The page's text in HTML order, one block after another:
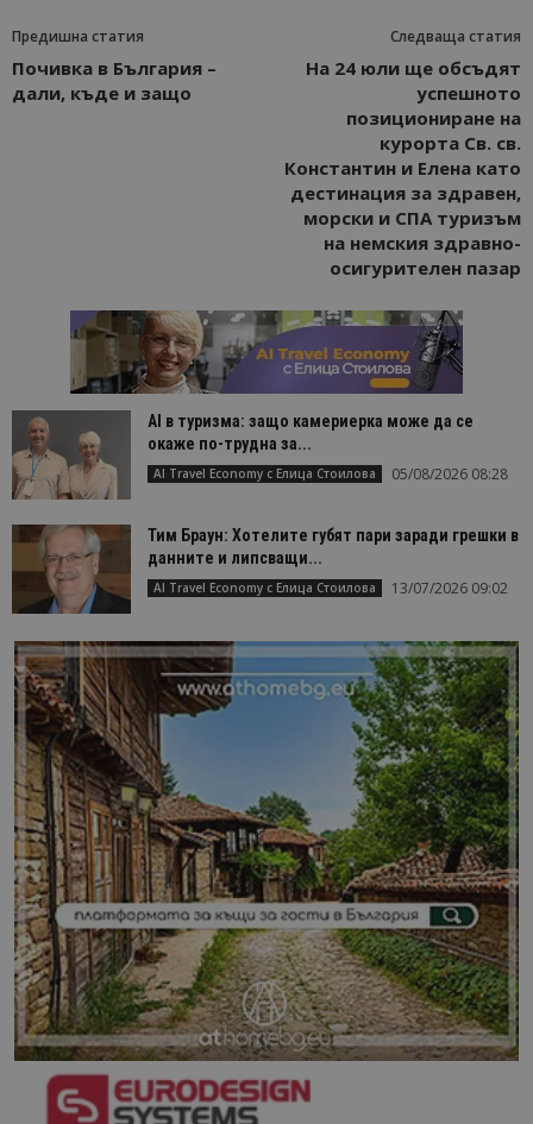
Предишна статия
Почивка в България –
дали, къде и защо
Следваща статия
На 24 юли ще обсъдят
успешното
позициониране на
курорта Св. св.
Константин и Елена като
дестинация за здравен,
морски и СПА туризъм
на немския здравно-
осигурителен пазар
AI в туризма: защо камериерка може да се
окаже по-трудна за...
AI Travel Economy с Елица Стоилова 05/08/2026 08:28
Тим Браун: Хотелите губят пари заради грешки в
данните и липсващи...
AI Travel Economy с Елица Стоилова 13/07/2026 09:02